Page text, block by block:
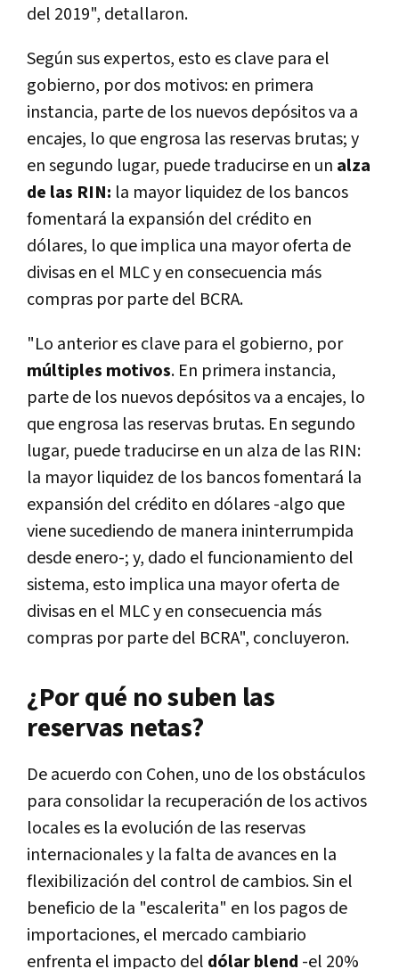
del 2019", detallaron.
Según sus expertos, esto es clave para el
gobierno, por dos motivos: en primera
instancia, parte de los nuevos depósitos va a
encajes, lo que engrosa las reservas brutas; y
en segundo lugar, puede traducirse en un alza
de las RIN: la mayor liquidez de los bancos
fomentará la expansión del crédito en
dólares, lo que implica una mayor oferta de
divisas en el MLC y en consecuencia más
compras por parte del BCRA.
"Lo anterior es clave para el gobierno, por
múltiples motivos. En primera instancia,
parte de los nuevos depósitos va a encajes, lo
que engrosa las reservas brutas. En segundo
lugar, puede traducirse en un alza de las RIN:
la mayor liquidez de los bancos fomentará la
expansión del crédito en dólares -algo que
viene sucediendo de manera ininterrumpida
desde enero-; y, dado el funcionamiento del
sistema, esto implica una mayor oferta de
divisas en el MLC y en consecuencia más
compras por parte del BCRA", concluyeron.
¿Por qué no suben las
reservas netas?
De acuerdo con Cohen, uno de los obstáculos
para consolidar la recuperación de los activos
locales es la evolución de las reservas
internacionales y la falta de avances en la
flexibilización del control de cambios. Sin el
beneficio de la "escalerita" en los pagos de
importaciones, el mercado cambiario
enfrenta el impacto del dólar blend -el 20%